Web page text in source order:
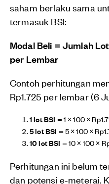
saham berlaku sama
termasuk BSI:
Modal Beli = Jumlah
per Lembar
Contoh perhitungan
Rp1.725 per lembar (6
1 lot BSI = 1 × 100 ×
5 lot BSI = 5 × 100 ×
10 lot BSI = 10 × 100 ×
Perhitungan ini belum
dan potensi e-meterai.